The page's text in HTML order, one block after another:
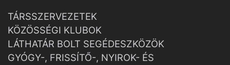
TÁRSSZERVEZETEK
KÖZÖSSÉGI KLUBOK
LÁTHATÁR BOLT SEGÉDESZKÖZÖK
GYÓGY-, FRISSÍTŐ-, NYIROK- ÉS